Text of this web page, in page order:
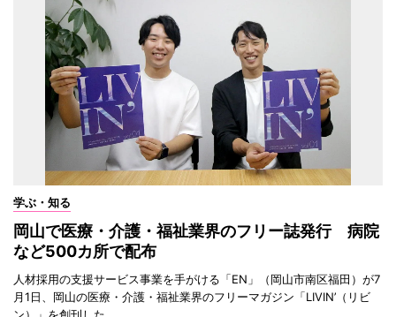
学ぶ・知る
岡山で医療・介護・福祉業界のフリー誌発行 病院
など500カ所で配布
人材採用の支援サービス事業を手がける「EN」（岡山市南区福田）が7
月1日、岡山の医療・介護・福祉業界のフリーマガジン「LIVIN’（リビ